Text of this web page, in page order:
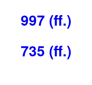
997 (ff.)
735 (ff.)